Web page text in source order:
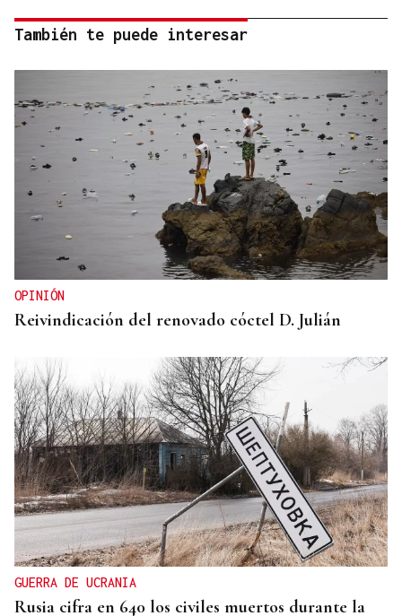
También te puede interesar
OPINIÓN
Reivindicación del renovado cóctel D. Julián
GUERRA DE UCRANIA
Rusia cifra en 640 los civiles muertos durante la